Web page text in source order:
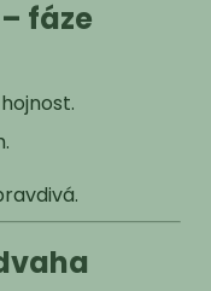
fáze